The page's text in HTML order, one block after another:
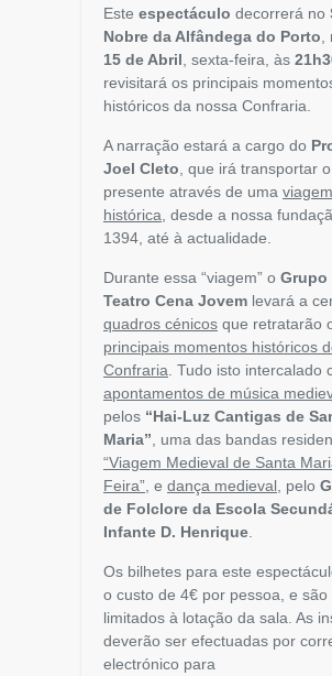
Este espectáculo decorrerá no
Nobre da Alfândega do Porto
15 de Abril , sexta-feira, às
revisitará os principais
históricos da nossa Confraria.
A narração estará a cargo do
Joel Cleto , que irá transportar
presente através de uma viagem
histórica , desde a nossa
1394, até à actualidade.
Durante essa “viagem” o Grupo
Teatro Cena Jovem levará a
quadros cénicos que retratarão
principais momentos históricos
Confraria . Tudo isto intercalado
apontamentos de música
pelos “Hai-Luz Cantigas de
Maria” , uma das bandas
“Viagem Medieval de Santa
Feira” , e dança medieval , pelo
de Folclore da Escola
Infante D. Henrique
Os bilhetes para este
o custo de 4€ por pessoa, e são
limitados à lotação da sala. As
deverão ser efectuadas por
electrónico para